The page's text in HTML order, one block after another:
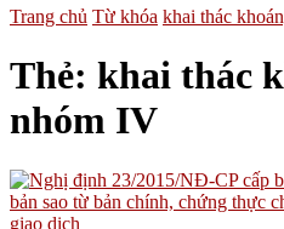
Trang chủ Từ khóa khai thác
Thẻ: khai thác
nhóm IV